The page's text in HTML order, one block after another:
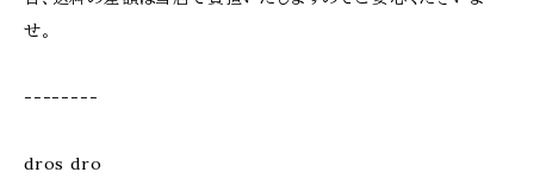
せ。
--------
dros dro